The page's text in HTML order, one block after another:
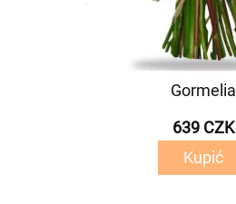
Gormelia
639 CZK
Kupić